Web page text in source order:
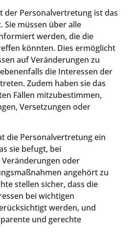
der Personalvertretung ist das
müssen über alle
werden, die die
könnten. Dies ermöglicht
auf Veränderungen zu
die Interessen der
Zudem haben sie das
Fällen mitzubestimmen,
Versetzungen oder
die Personalvertretung ein
sie befugt, bei
oder
angehört zu
stellen sicher, dass die
bei wichtigen
werden, und
und gerechte